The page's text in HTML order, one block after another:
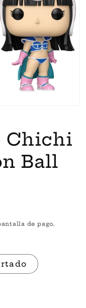
Chichi
Ball
de pago.